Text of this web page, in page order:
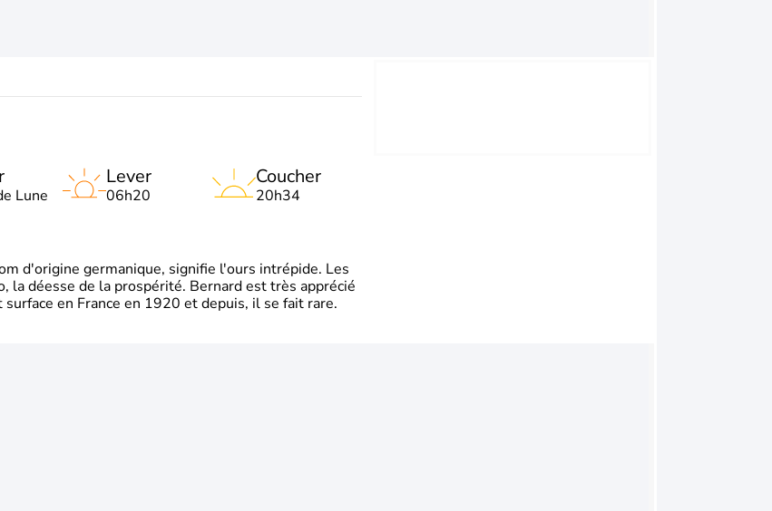
Lune
Lever
06h20
Coucher
20h34
d'origine germanique, signifie l'ours intrépide. Les
la déesse de la prospérité. Bernard est très apprécié
en France en 1920 et depuis, il se fait rare.